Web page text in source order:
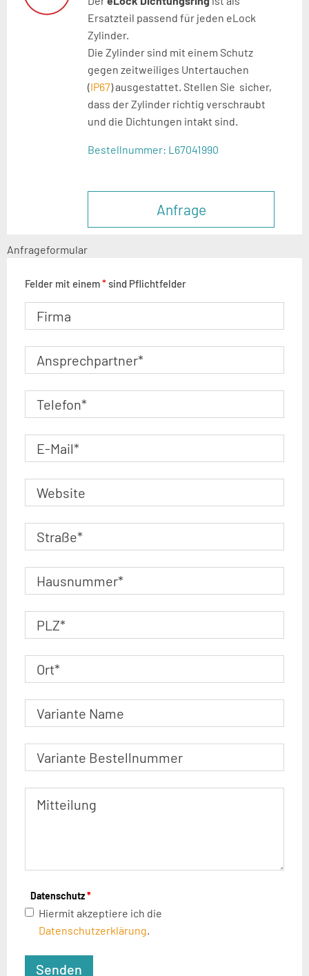
Ersatzteil passend für jeden eLock
Zylinder.
Die Zylinder sind mit einem Schutz
gegen zeitweiliges Untertauchen
(IP67) ausgestattet. Stellen Sie sicher,
dass der Zylinder richtig verschraubt
und die Dichtungen intakt sind.
Bestellnummer: L67041990
Anfrage
Anfrageformular
Felder mit einem*sind Pflichtfelder
Datenschutz*
Hiermit akzeptiere ich die
Datenschutzerklärung.